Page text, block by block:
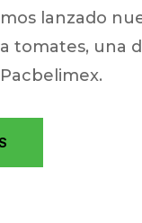
lanzado
tomates, una